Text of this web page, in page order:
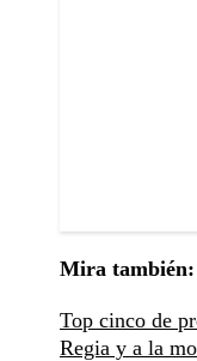
Mira también:
Top cinco de
Regia y a la